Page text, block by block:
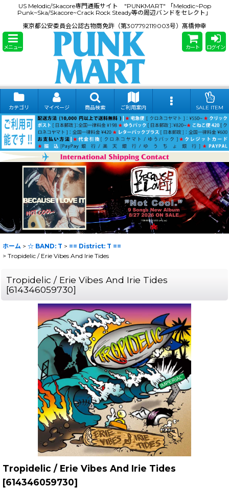
US Melodic/Skacore専門通販サイト "PUNKMART" 「Melodic~Pop
Punk~Ska/Skacore~Crack Rock Steady等の周辺バンドをセレクト」
東京都公安委員会公認古物商免許（第307792119003号）髙橋伸幸
メニュー カート ログイン
カテゴリ マイページ 商品検索 ご利用案内 SALE ITEM
ホーム > ☆ BAND: T > == District: T ==
> Tropidelic / Erie Vibes And Irie Tides
Tropidelic / Erie Vibes And Irie Tides
[614346059730]
Tropidelic / Erie Vibes And Irie Tides
[614346059730]